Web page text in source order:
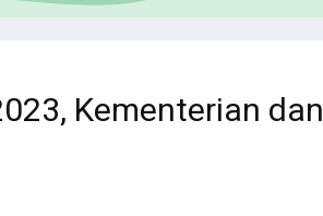
Kementerian dan